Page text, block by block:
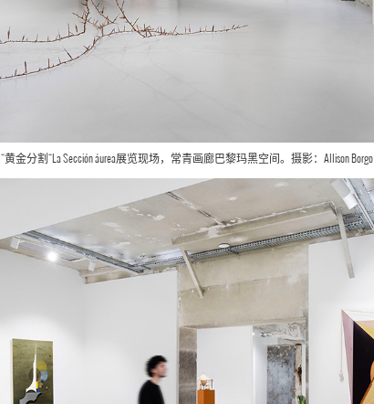
“黄金分割“La Sección áurea展览现场，常青画廊巴黎玛黑空间。摄影：Allison Borgo